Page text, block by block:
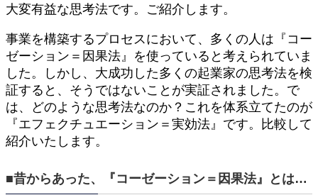
大変有益な思考法です。ご紹介します。
事業を構築するプロセスにおいて、多くの人は『コー
ゼーション＝因果法』を使っていると考えられていま
した。しかし、大成功した多くの起業家の思考法を検
証すると、そうではないことが実証されました。で
は、どのような思考法なのか？これを体系立てたのが
『エフェクチュエーション＝実効法』です。比較して
紹介いたします。
■昔からあった、『コーゼーション＝因果法』とは…